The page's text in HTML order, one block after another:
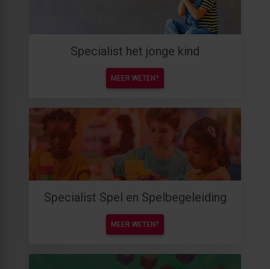
Specialist het jonge kind
MEER WETEN?
Specialist Spel en Spelbegeleiding
MEER WETEN?